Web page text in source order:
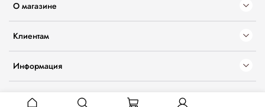
О магазине
Клиентам
Информация